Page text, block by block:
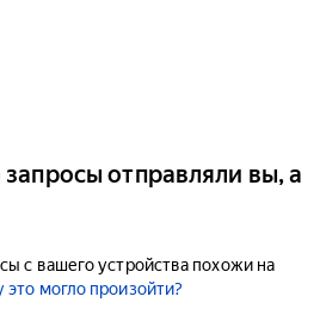
отправляли вы, а
с вашего устройства похожи на
это могло произойти?